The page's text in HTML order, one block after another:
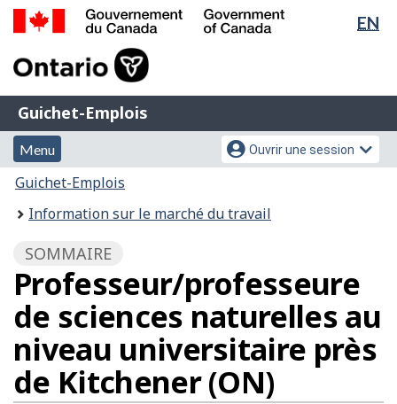
Passer
Passer
EN
du
Government
of
Canada
Guichet-
Emplois
Guichet-Emplois
Menu
et
recherche
Menu
Menu
des
paramètres
du
compte
Ouvrir une session
Vous
êtes
Guichet-Emplois
Information sur le marché du travail
SOMMAIRE
Professeur/professeure
de sciences naturelles au
niveau universitaire près
de Kitchener (ON)